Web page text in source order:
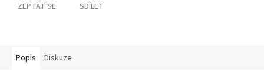
ZEPTAT SE SDÍLET
Popis Diskuze